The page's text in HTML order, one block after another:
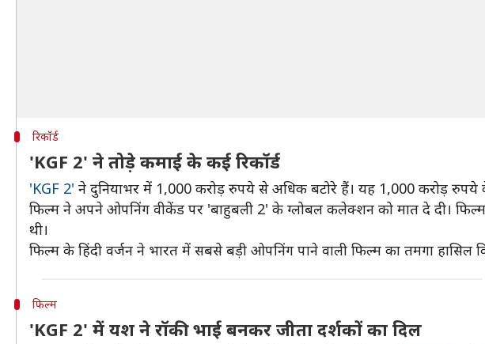
रिकॉर्ड
'KGF 2' ने तोड़े कमाई के कई रिकॉर्ड
'KGF 2' ने दुनियाभर में 1,000 करोड़ रुपये से अधिक बटोरे हैं। यह 1,000 करोड़ रुपये
फिल्म ने अपने ओपनिंग वीकेंड पर 'बाहुबली 2' के ग्लोबल कलेक्शन को मात दे दी।
थी।
फिल्म के हिंदी वर्जन ने भारत में सबसे बड़ी ओपनिंग पाने वाली फिल्म का तमगा हासिल
फिल्म
'KGF 2' में यश ने रॉकी भाई बनकर जीता दर्शकों का दिल